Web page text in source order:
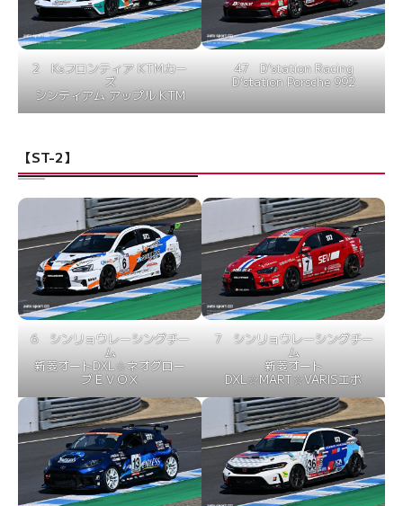
2 Ksフロンティア KTMカー
ズ
シンティアム アップル KTM
47 D’station Racing
D’station Porsche 992
【ST-2】
6 シンリョウレーシングチー
ム
新菱オートDXL☆ネオグロー
ブＥＶＯⅩ
7 シンリョウレーシングチー
ム
新菱オート
DXL☆MART☆VARISエボ